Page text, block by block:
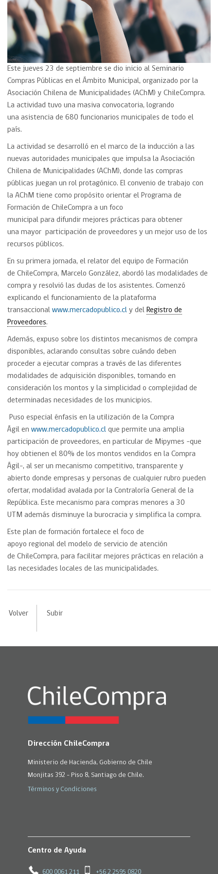
Este jueves 23 de septiembre se dio inicio al Seminario
Compras Públicas en el Ámbito Municipal, organizado por la
Asociación Chilena de Municipalidades (AChM) y ChileCompra.
La actividad tuvo una masiva convocatoria, logrando
una asistencia de 680 funcionarios municipales de todo el
país.
La actividad se desarrolló en el marco de la inducción a las
nuevas autoridades municipales que impulsa la Asociación
Chilena de Municipalidades (AChM), donde las compras
públicas juegan un rol protagónico. El convenio de trabajo con
la AChM tiene como propósito orientar el Programa de
Formación de ChileCompra a un foco
municipal para difundir mejores prácticas para obtener
una mayor participación de proveedores y un mejor uso de los
recursos públicos.
En su primera jornada, el relator del equipo de Formación
de ChileCompra, Marcelo González, abordó las modalidades de
compra y resolvió las dudas de los asistentes. Comenzó
explicando el funcionamiento de la plataforma
transaccional www.mercadopublico.cl y del Registro de
Proveedores.
Además, expuso sobre los distintos mecanismos de compra
disponibles, aclarando consultas sobre cuándo deben
proceder a ejecutar compras a través de las diferentes
modalidades de adquisición disponibles, tomando en
consideración los montos y la simplicidad o complejidad de
determinadas necesidades de los municipios.
Puso especial énfasis en la utilización de la Compra
Ágil en www.mercadopublico.cl que permite una amplia
participación de proveedores, en particular de Mipymes -que
hoy obtienen el 80% de los montos vendidos en la Compra
Ágil-, al ser un mecanismo competitivo, transparente y
abierto donde empresas y personas de cualquier rubro pueden
ofertar, modalidad avalada por la Contraloría General de la
República. Este mecanismo para compras menores a 30
UTM además disminuye la burocracia y simplifica la compra.
Este plan de formación fortalece el foco de
apoyo regional del modelo de servicio de atención
de ChileCompra, para facilitar mejores prácticas en relación a
las necesidades locales de las municipalidades.
Volver Subir
Dirección ChileCompra
Ministerio de Hacienda, Gobierno de Chile
Monjitas 392 - Piso 8, Santiago de Chile.
Términos y Condiciones
Centro de Ayuda
600 0061 211 +56 2 2595 0820